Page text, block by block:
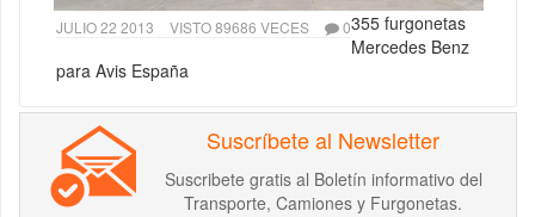
JULIO 22 2013 VISTO 89686 VECES 0355 furgonetas
Mercedes Benz
para Avis España
Suscríbete al Newsletter
Suscribete gratis al Boletín informativo del
Transporte, Camiones y Furgonetas.